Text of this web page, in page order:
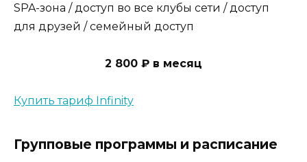
SPA-зона / доступ во все клубы сети / доступ
для друзей / семейный доступ
2 800 ₽ в месяц
Купить тариф Infinity
Групповые программы и расписание